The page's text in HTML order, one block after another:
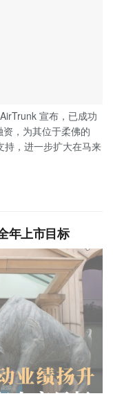
宣布，已成功
，为其位于柔佛的
持，进一步扩大在马来
年上市目标